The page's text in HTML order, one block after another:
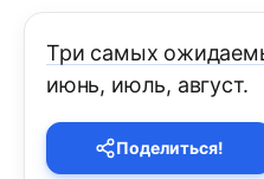
Три самых
июнь, июль, август.
Поделиться!